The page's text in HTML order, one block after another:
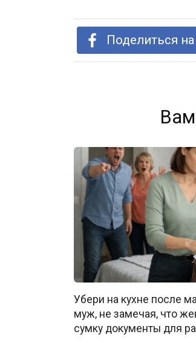
Поделиться
Убери на кухне после
муж, не замечая, что
сумку документы для